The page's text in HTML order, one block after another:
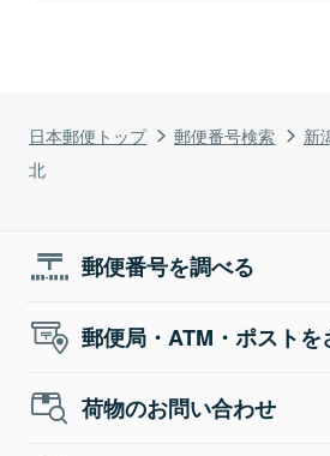
日本郵便トップ 郵便番号検索 新
北
郵便番号を調べる
郵便局・ATM・ポストを
荷物のお問い合わせ